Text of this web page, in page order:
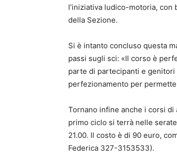
l’iniziativa ludico-motoria,
della Sezione.
Si è intanto concluso questa
passi sugli sci: «Il corso è
parte di partecipanti e genitori
perfezionamento per
Tornano infine anche i corsi di
primo ciclo si terrà nelle
21.00. Il costo è di 90 euro,
Federica 327-3153533).